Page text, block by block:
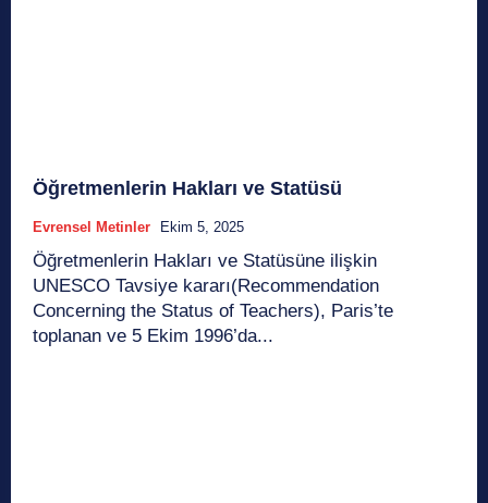
Öğretmenlerin Hakları ve Statüsü
Evrensel Metinler Ekim 5, 2025
Öğretmenlerin Hakları ve Statüsüne ilişkin
UNESCO Tavsiye kararı(Recommendation
Concerning the Status of Teachers), Paris’te
toplanan ve 5 Ekim 1996’da...